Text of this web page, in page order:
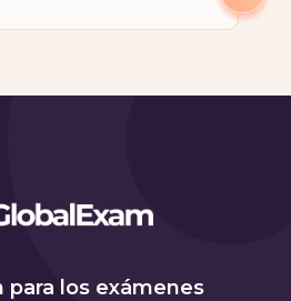
para los exámenes